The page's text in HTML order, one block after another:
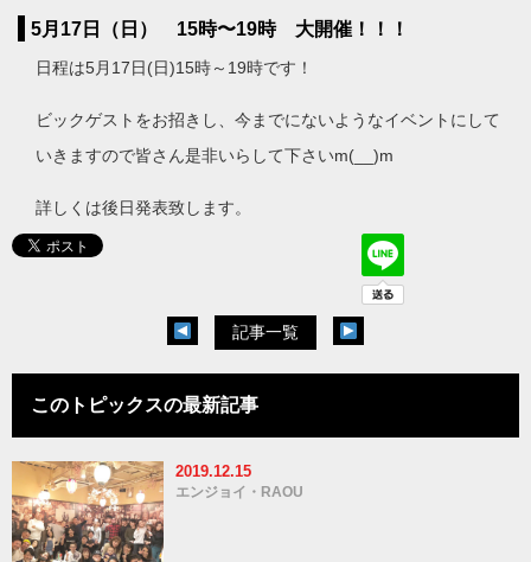
5月17日（日） 15時〜19時 大開催！！！
日程は5月17日(日)15時～19時です！
ビックゲストをお招きし、今までにないようなイベントにして
いきますので皆さん是非いらして下さいm(__)m
詳しくは後日発表致します。
記事一覧
このトピックスの最新記事
2019.12.15
エンジョイ・RAOU